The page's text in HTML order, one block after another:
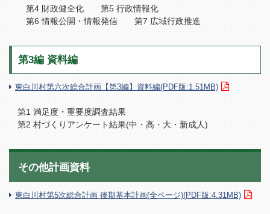
第4 財政健全化 第5 行政情報化
第6 情報公開・情報発信 第7 広域行政推進
第3編 資料編
東白川村第六次総合計画【第3編】資料編(PDF版:1.51MB)
第1 満足度・重要度調査結果
第2 村づくりアンケート結果(中・高・大・新成人)
その他計画資料
東白川村第5次総合計画 後期基本計画(全ページ)(PDF版:4.31MB)